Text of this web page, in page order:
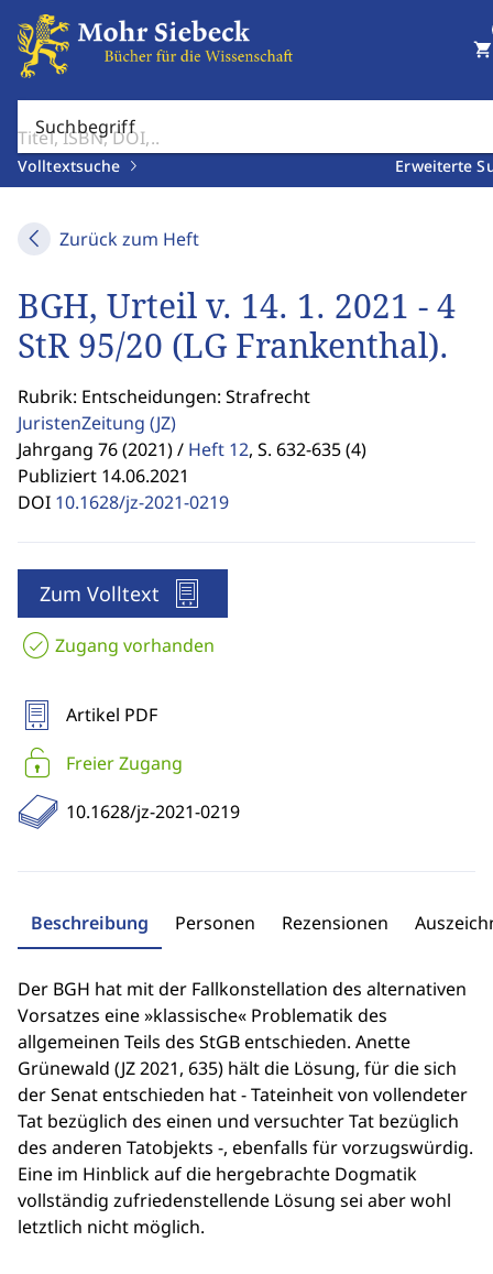
Suchbegriff
Volltextsuche Erweiterte
shopping_cart
Zurück zum Heft
BGH, Urteil v. 14. 1. 2021 - 4
StR 95/20 (LG Frankenthal).
Rubrik: Entscheidungen: Strafrecht
JuristenZeitung (JZ)
Jahrgang 76 (2021) / Heft 12, S. 632-635 (4)
Publiziert 14.06.2021
DOI 10.1628/jz-2021-0219
Zum Volltext
Zugang vorhanden
Artikel PDF
Freier Zugang
10.1628/jz-2021-0219
Beschreibung Personen Rezensionen
Der BGH hat mit der Fallkonstellation des alternativen
Vorsatzes eine »klassische« Problematik des
allgemeinen Teils des StGB entschieden. Anette
Grünewald (JZ 2021, 635) hält die Lösung, für die sich
der Senat entschieden hat - Tateinheit von vollendeter
Tat bezüglich des einen und versuchter Tat bezüglich
des anderen Tatobjekts -, ebenfalls für vorzugswürdig.
Eine im Hinblick auf die hergebrachte Dogmatik
vollständig zufriedenstellende Lösung sei aber wohl
letztlich nicht möglich.